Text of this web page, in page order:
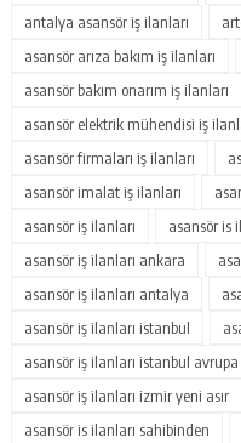
antalya asansör iş ilanları
asansör arıza bakım iş ilanları
asansör bakım onarım iş ilanları
asansör elektrik mühendisi iş
asansör firmaları iş ilanları
asansör imalat iş ilanları
asansör iş ilanları
asansör is
asansör iş ilanları ankara
asansör iş ilanları antalya
asansör iş ilanları istanbul
asansör iş ilanları istanbul avrupa
asansör iş ilanları izmir yeni asır
asansör is ilanları sahibinden